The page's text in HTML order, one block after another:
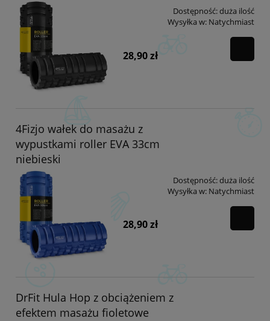
Dostępność:duża ilość
Wysyłka w: Natychmiast
28,90 zł
4Fizjo wałek do masażu z
wypustkami roller EVA 33cm
niebieski
Dostępność:duża ilość
Wysyłka w: Natychmiast
28,90 zł
DrFit Hula Hop z obciążeniem z
efektem masażu fioletowe